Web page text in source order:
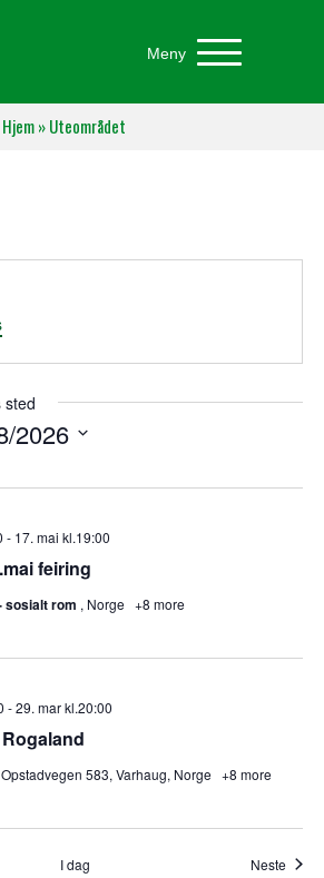
Meny
Hjem»Uteområdet
sted
2026
feiring
- 17. mai kl.19:00
sosialt rom , Norge +8 more
-29. mar kl.20:00
Opstadvegen 583, Varhaug, Norge +8 more
I dag Neste